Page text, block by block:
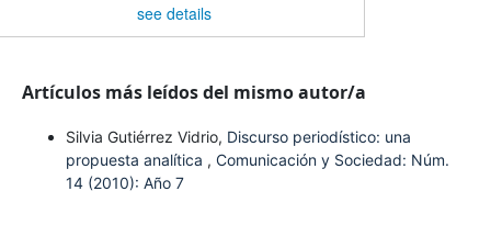
see details
Artículos más leídos del mismo autor/a
Silvia Gutiérrez Vidrio, Discurso periodístico: una
propuesta analítica , Comunicación y Sociedad: Núm.
14 (2010): Año 7